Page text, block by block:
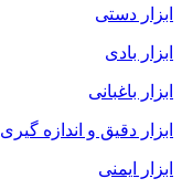
ابزار دستی
ابزار بادی
ابزار باغبانی
ابزار دقیق و اندازه گیری
ابزار ایمنی